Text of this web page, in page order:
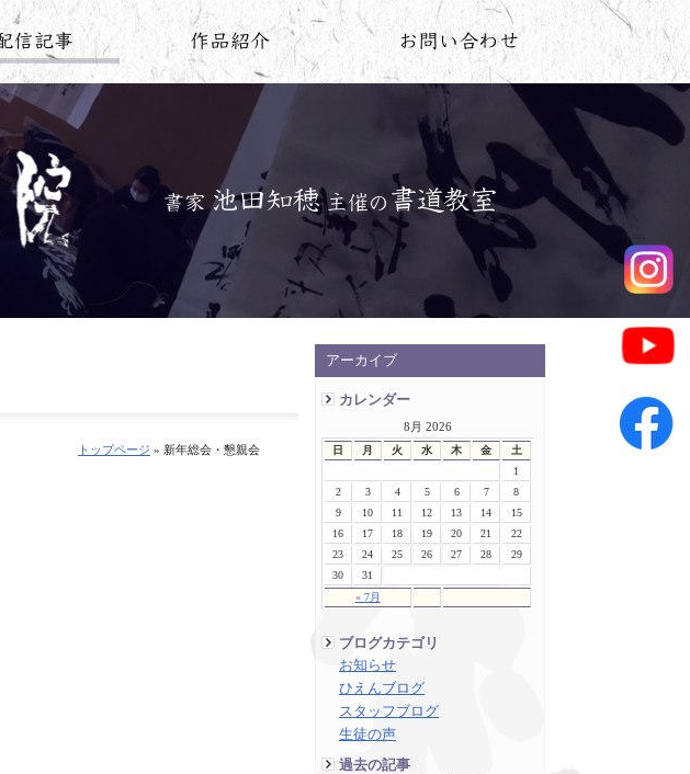
アーカイブ
カレンダー
8月 2026
日 月 火 水 木 金 土
« 7月
1
2
3 4 5 6 7
8
9
10 11 12 13 14
15
16
17 18 19 20 21
22
23
24 25 26 27 28
29
30
31
ブログカテゴリ
お知らせ
ひえんブログ
スタッフブログ
生徒の声
過去の記事
トップページ » 新年総会・懇親会